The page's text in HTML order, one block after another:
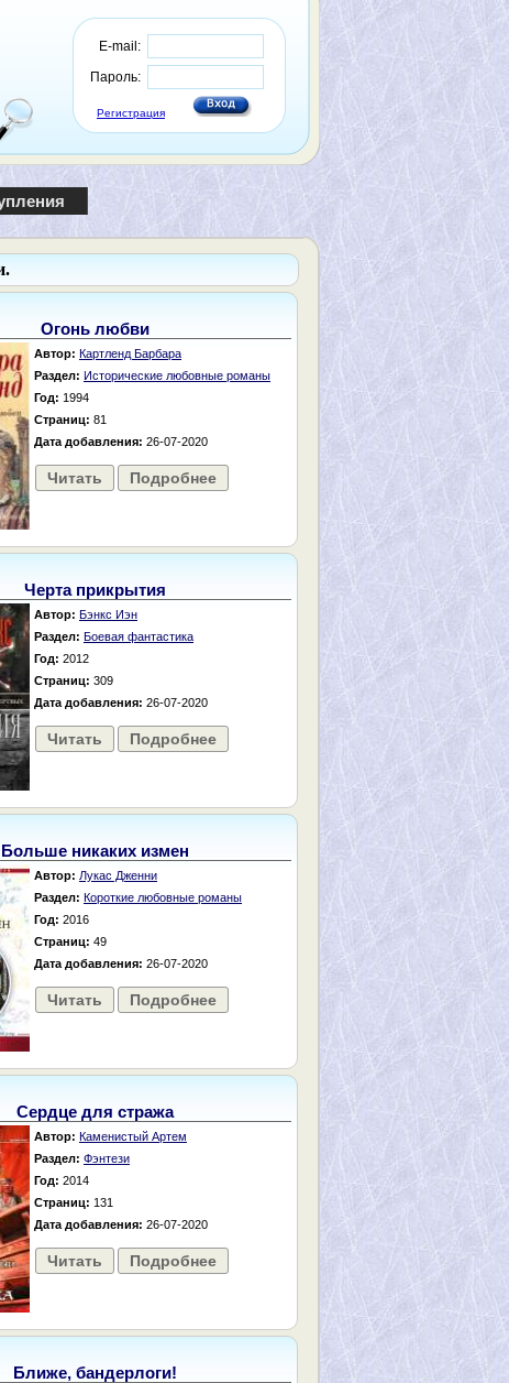
E-mail:
Пароль:
Регистрация
Огонь любви
Автор: Картленд Барбара
Раздел: Исторические любовные романы
Год: 1994
Страниц: 81
Дата добавления: 26-07-2020
Читать Подробнее
Черта прикрытия
Автор: Бэнкс Иэн
Раздел: Боевая фантастика
Год: 2012
Страниц: 309
Дата добавления: 26-07-2020
Читать Подробнее
Больше никаких измен
Автор: Лукас Дженни
Раздел: Короткие любовные романы
Год: 2016
Страниц: 49
Дата добавления: 26-07-2020
Читать Подробнее
Сердце для стража
Автор: Каменистый Артем
Раздел: Фэнтези
Год: 2014
Страниц: 131
Дата добавления: 26-07-2020
Читать Подробнее
Ближе, бандерлоги!